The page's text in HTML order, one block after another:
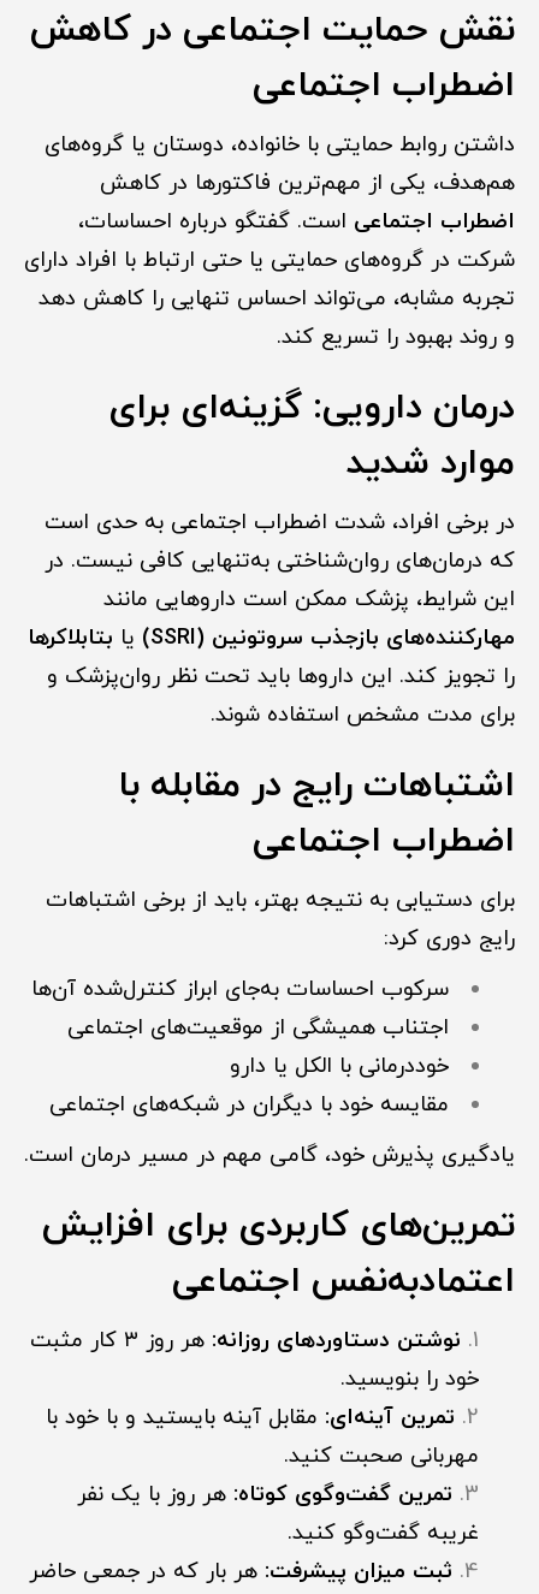
نقش حمایت اجتماعی در کاهش
اضطراب اجتماعی
داشتن روابط حمایتی با خانواده، دوستان یا گروه‌های
هم‌هدف، یکی از مهم‌ترین فاکتورها در کاهش
اضطراب اجتماعی است. گفتگو درباره احساسات،
شرکت در گروه‌های حمایتی یا حتی ارتباط با افراد دارای
تجربه مشابه، می‌تواند احساس تنهایی را کاهش دهد
و روند بهبود را تسریع کند.
درمان دارویی: گزینه‌ای برای
موارد شدید
در برخی افراد، شدت اضطراب اجتماعی به حدی است
که درمان‌های روان‌شناختی به‌تنهایی کافی نیست. در
این شرایط، پزشک ممکن است داروهایی مانند
مهارکننده‌های بازجذب سروتونین (SSRI)
یا بتابلاکرها
را تجویز کند. این داروها باید تحت نظر روان‌پزشک و
برای مدت مشخص استفاده شوند.
اشتباهات رایج در مقابله با
اضطراب اجتماعی
برای دستیابی به نتیجه بهتر، باید از برخی اشتباهات
رایج دوری کرد:
سرکوب احساسات به‌جای ابراز کنترل‌شده آن‌ها
اجتناب همیشگی از موقعیت‌های اجتماعی
خوددرمانی با الکل یا دارو
مقایسه خود با دیگران در شبکه‌های اجتماعی
یادگیری پذیرش خود، گامی مهم در مسیر درمان است.
تمرین‌های کاربردی برای افزایش
اعتمادبه‌نفس اجتماعی
نوشتن دستاوردهای روزانه:
هر روز ۳ کار مثبت
خود را بنویسید.
تمرین آینه‌ای: مقابل آینه بایستید و با خود با
مهربانی صحبت کنید.
تمرین گفت‌وگوی کوتاه: هر روز با یک نفر
غریبه گفت‌وگو کنید.
ثبت میزان پیشرفت: هر بار که در جمعی حاضر